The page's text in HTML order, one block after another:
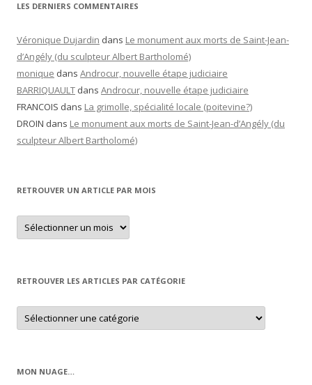
LES DERNIERS COMMENTAIRES
Véronique Dujardin dans Le monument aux morts de Saint-Jean-
d’Angély (du sculpteur Albert Bartholomé)
monique dans Androcur, nouvelle étape judiciaire
BARRIQUAULT dans Androcur, nouvelle étape judiciaire
FRANCOIS dans La grimolle, spécialité locale (poitevine?)
DROIN dans Le monument aux morts de Saint-Jean-d’Angély (du
sculpteur Albert Bartholomé)
RETROUVER UN ARTICLE PAR MOIS
Retrouver
un
article
RETROUVER LES ARTICLES PAR CATÉGORIE
Retrouver
les
articles
MON NUAGE…